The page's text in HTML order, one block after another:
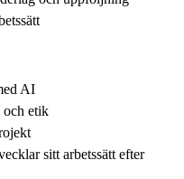
AI
och etik
sitt arbetssätt efter